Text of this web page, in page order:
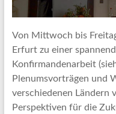
Von Mittwoch bis
Erfurt zu einer
Konfirmandenarbeit
Plenumsvorträgen und
verschiedenen Ländern
Perspektiven für die